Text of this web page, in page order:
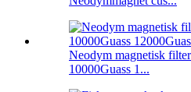
Neodym magnetisk
10000Guass 1...